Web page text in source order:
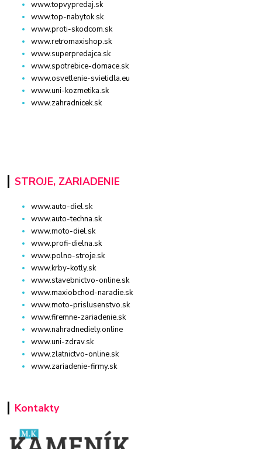
www.topvypredaj.sk
www.top-nabytok.sk
www.proti-skodcom.sk
www.retromaxishop.sk
www.superpredajca.sk
www.spotrebice-domace.sk
www.osvetlenie-svietidla.eu
www.uni-kozmetika.sk
www.zahradnicek.sk
STROJE, ZARIADENIE
www.auto-diel.sk
www.auto-techna.sk
www.moto-diel.sk
www.profi-dielna.sk
www.polno-stroje.sk
www.krby-kotly.sk
www.stavebnictvo-online.sk
www.maxiobchod-naradie.sk
www.moto-prislusenstvo.sk
www.firemne-zariadenie.sk
www.nahradnediely.online
www.uni-zdrav.sk
www.zlatnictvo-online.sk
www.zariadenie-firmy.sk
Kontakty